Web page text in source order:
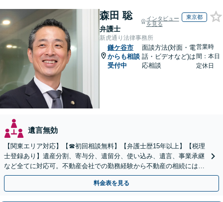
森田 聡
弁護士
インタビュー
を見る
東京都
新虎通り法律事務所
鎌ケ谷市
からも相談
受付中
面談方法(対面・電
話・ビデオなど)は
応相談
営業時
間：本日
定休日
遺言無効
【関東エリア対応】【☎︎初回相談無料】【弁護士歴15年以上】【税理
士登録あり】遺産分割、寄与分、遺留分、使い込み、遺言、事業承継
など全てに対応可。不動産会社での勤務経験から不動産の相続には特
に的確に対応【出張サービス】【夜間・休日面談】
料金表を見る